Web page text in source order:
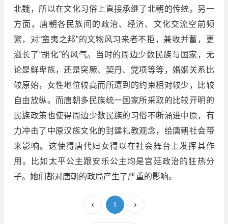
北魏，所以在文化习俗上直接承继了北朝的传统。另一
方面，唐朝各民族间的政治、经济、文化交流空前频
繁，对“蛮夷之邦”的文物风习来者不拒，兼收并蓄，更
滋长了“胡化”的风气。当时的周边少数民族与国家，无
论是鲜卑族，还是突厥、契丹、党项等等，婚姻关系比
较原始，女性地位较高而所遭到的约束相对较少，比较
自由放纵。而唐朝多民族统一国家所采取的比较开明的
民族政策也使得周边少数民族的习俗不断涌进中原，有
力冲击了中原汉族文化的封建礼教观念，给唐朝社会带
来影响。这使得唐代妇女得以在社会舞台上发挥其作
用。比如太平公主跟安乐公主均是宫廷政治的狂热分
子。她们都对唐朝的政局产生了严重的影响。
1